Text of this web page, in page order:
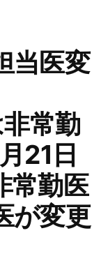
当医変
常勤
21日
常勤医
が変更